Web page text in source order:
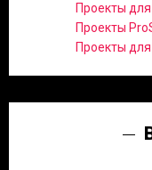
Проекты
Проекты
Проекты